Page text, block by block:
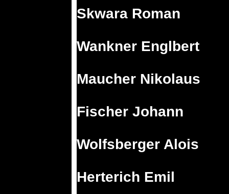
Skwara Roman
Wankner Englbert
Maucher Nikolaus
Fischer Johann
Wolfsberger Alois
Herterich Emil